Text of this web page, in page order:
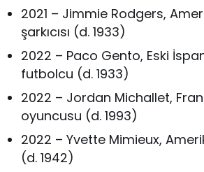
2021 – Jimmie Rodgers,
şarkıcısı (d. 1933)
2022 – Paco Gento, Eski
futbolcu (d. 1933)
2022 – Jordan Michallet,
oyuncusu (d. 1993)
2022 – Yvette Mimieux,
(d. 1942)